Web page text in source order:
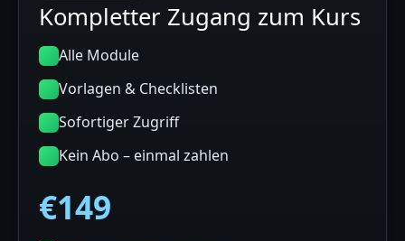
Kompletter Zugang zum Kurs
Alle Module
Vorlagen & Checklisten
Sofortiger Zugriff
Kein Abo – einmal zahlen
€149